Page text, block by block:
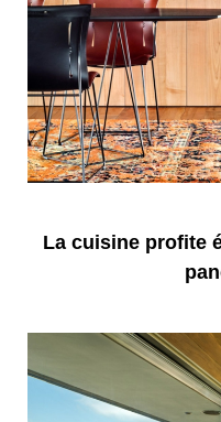
La cuisine profite